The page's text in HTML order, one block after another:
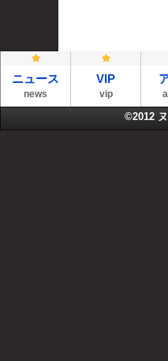
ニュース
news
VIP
vip
©2012